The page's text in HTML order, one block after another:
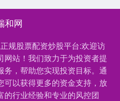
和网
规股票配资炒股平台:欢迎访
网站！我们致力于为投资者提
，帮助您实现投资目标。通
可以获得更多的资金支持，放
的行业经验和专业的风控团